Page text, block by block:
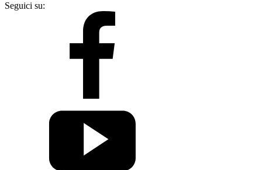
Seguici su: